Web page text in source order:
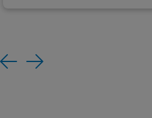
Previous
Next